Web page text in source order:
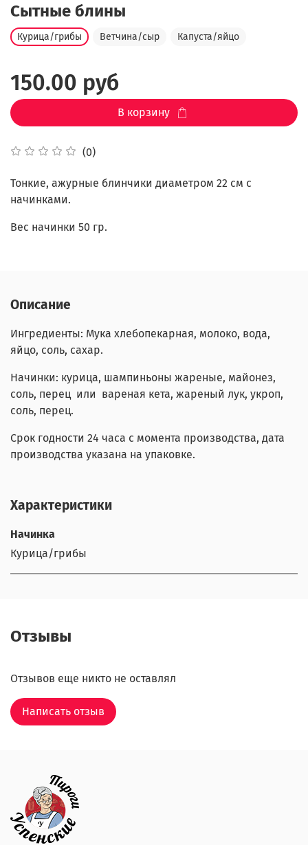
Сытные блины
(0)
Курица/грибы Ветчина/сыр Капуста/яйцо
150.00 руб
В корзину
Тонкие, ажурные блинчики диаметром 22 см с
начинками.
Вес начинки 50 гр.
Описание
Ингредиенты: Мука хлебопекарная, молоко, вода,
яйцо, соль, сахар.
Начинки: курица, шампиньоны жареные, майонез,
соль, перец или вареная кета, жареный лук, укроп,
соль, перец.
Срок годности 24 часа с момента производства, дата
производства указана на упаковке.
Характеристики
Начинка
Курица/грибы
Отзывы
Отзывов еще никто не оставлял
Написать отзыв